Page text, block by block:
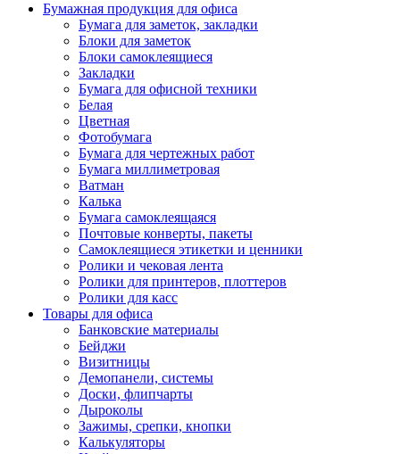
Бумажная продукция для офиса
Бумага для заметок, закладки
Блоки для заметок
Блоки самоклеящиеся
Закладки
Бумага для офисной техники
Белая
Цветная
Фотобумага
Бумага для чертежных работ
Бумага миллиметровая
Ватман
Калька
Бумага самоклеящаяся
Почтовые конверты, пакеты
Самоклеящиеся этикетки и ценники
Ролики и чековая лента
Ролики для принтеров, плоттеров
Ролики для касс
Товары для офиса
Банковские материалы
Бейджи
Визитницы
Демопанели, системы
Доски, флипчарты
Дыроколы
Зажимы, срепки, кнопки
Калькуляторы